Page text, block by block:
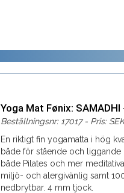
Yoga Mat Fønix: SAMADHI
Beställningsnr: 17017 - Pris:
En riktigt fin yogamatta i hög
både för stående och
både Pilates och mer
miljö- och alergivänlig samt
nedbrytbar. 4 mm tjock.